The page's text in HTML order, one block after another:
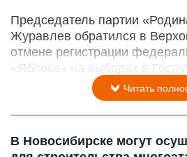
Председатель партии
Журавлев обратился в
отмене регистрации
«Яблока» на выборах в
Читать
В Новосибирске могут